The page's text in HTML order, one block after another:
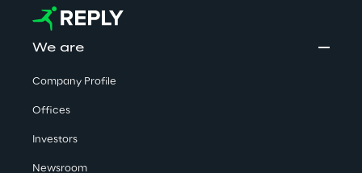
We are
Company Profile
Offices
Investors
Newsroom